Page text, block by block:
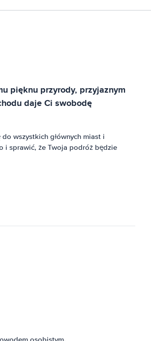
pięknu przyrody, przyjaznym
daje Ci swobodę
wszystkich głównych miast i
i sprawić, że Twoja podróż będzie